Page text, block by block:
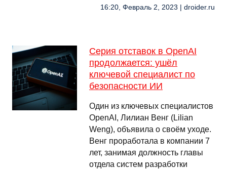
16:20, Февраль 2, 2023 | droider.ru
Серия отставок в OpenAI
продолжается: ушёл
ключевой специалист по
безопасности ИИ
Один из ключевых специалистов
OpenAI, Лилиан Венг (Lilian
Weng), объявила о своём уходе.
Венг проработала в компании 7
лет, занимая должность главы
отдела систем разработки